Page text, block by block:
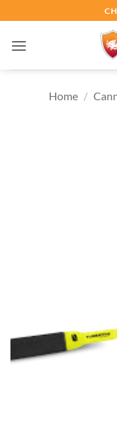
ai
contenuti
Home /